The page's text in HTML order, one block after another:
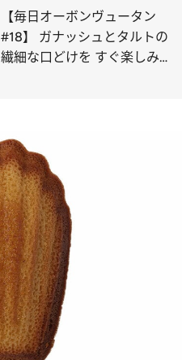
【毎日オーボンヴュータン
#18】 ガナッシュとタルトの
繊細な口どけを すぐ楽しみ